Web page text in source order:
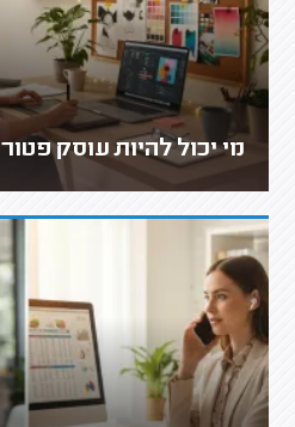
מי יכול להיות עוסק פטור